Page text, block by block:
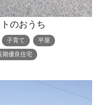
のおうち
子育て
平屋
期優良住宅